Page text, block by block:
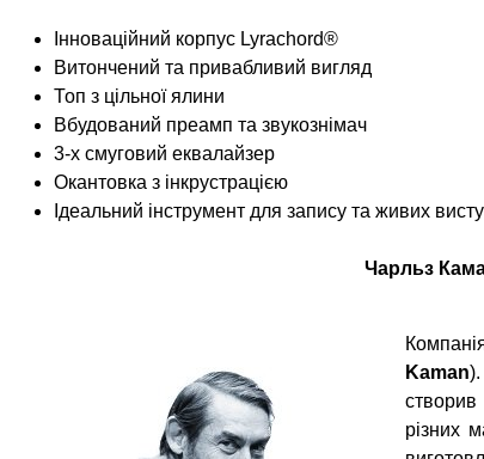
Інноваційний корпус Lyrachord®
Витончений та привабливий вигляд
Топ з цільної ялини
Вбудований преамп та звукознімач
3-х смуговий еквалайзер
Окантовка з інкрустрацією
Ідеальний інструмент для запису та живих
Чарльз
Kaman
створив
різних